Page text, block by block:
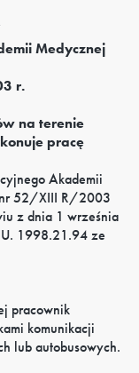
Medycznej
r.
na terenie
pracę
Akademii
nr 52/XIII R/2003
z dnia 1 września
1998.21.94 ze
pracownik
komunikacji
lub autobusowych.